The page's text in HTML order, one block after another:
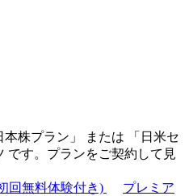
本株プラン 」 または 「 日米セ
です。プランをご契約して見
回無料体験付き)
プレミア